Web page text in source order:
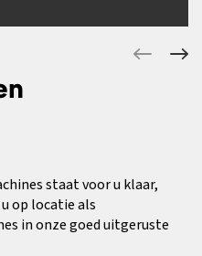
staat voor u klaar,
op locatie als
in onze goed uitgeruste